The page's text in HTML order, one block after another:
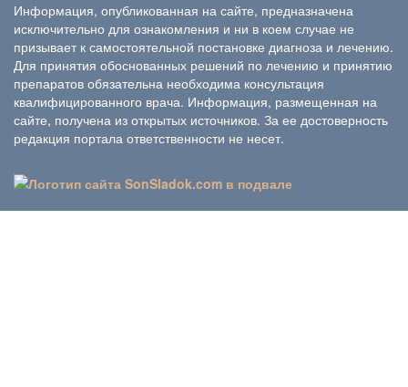
Информация, опубликованная на сайте, предназначена
исключительно для ознакомления и ни в коем случае не
призывает к самостоятельной постановке диагноза и лечению.
Для принятия обоснованных решений по лечению и принятию
препаратов обязательна необходима консультация
квалифицированного врача. Информация, размещенная на
сайте, получена из открытых источников. За ее достоверность
редакция портала ответственности не несет.